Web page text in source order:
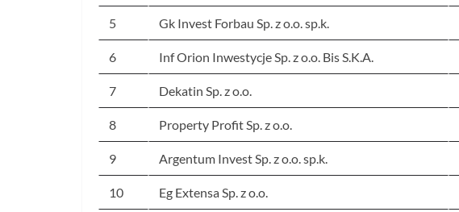
5 Gk Invest Forbau Sp. z o.o. sp.k.
6 Inf Orion Inwestycje Sp. z o.o. Bis S.K.A.
7 Dekatin Sp. z o.o.
8 Property Profit Sp. z o.o.
9 Argentum Invest Sp. z o.o. sp.k.
10 Eg Extensa Sp. z o.o.